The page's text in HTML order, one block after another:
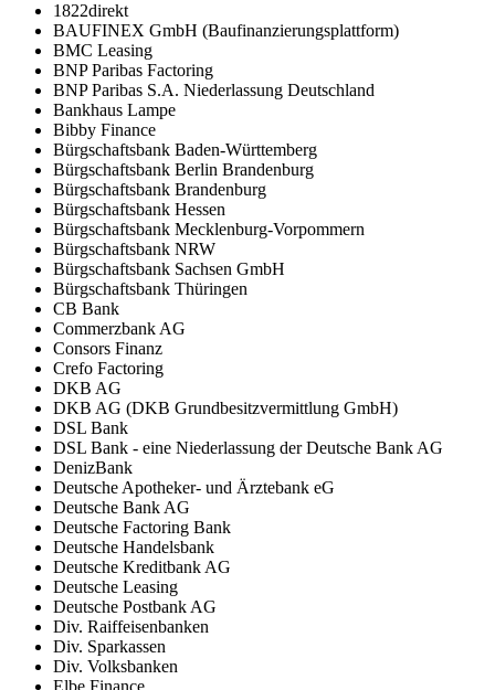
1822direkt
BAUFINEX GmbH (Baufinanzierungsplattform)
BMC Leasing
BNP Paribas Factoring
BNP Paribas S.A. Niederlassung Deutschland
Bankhaus Lampe
Bibby Finance
Bürgschaftsbank Baden-Württemberg
Bürgschaftsbank Berlin Brandenburg
Bürgschaftsbank Brandenburg
Bürgschaftsbank Hessen
Bürgschaftsbank Mecklenburg-Vorpommern
Bürgschaftsbank NRW
Bürgschaftsbank Sachsen GmbH
Bürgschaftsbank Thüringen
CB Bank
Commerzbank AG
Consors Finanz
Crefo Factoring
DKB AG
DKB AG (DKB Grundbesitzvermittlung GmbH)
DSL Bank
DSL Bank - eine Niederlassung der Deutsche Bank AG
DenizBank
Deutsche Apotheker- und Ärztebank eG
Deutsche Bank AG
Deutsche Factoring Bank
Deutsche Handelsbank
Deutsche Kreditbank AG
Deutsche Leasing
Deutsche Postbank AG
Div. Raiffeisenbanken
Div. Sparkassen
Div. Volksbanken